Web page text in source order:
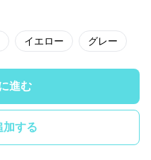
イエロー グレー
進む
加する